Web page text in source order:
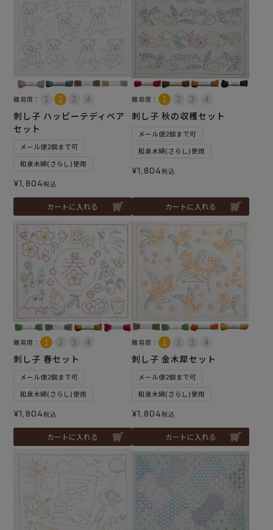
難易度：
刺し子 ハッピーテディベア
セット
メール便2個まで可
和泉木綿(さらし)使用
¥1,804税込
カートに入れる
難易度：
刺し子 秋の収穫セット
メール便2個まで可
和泉木綿(さらし)使用
¥1,804税込
カートに入れる
難易度：
刺し子 春セット
メール便2個まで可
和泉木綿(さらし)使用
¥1,804税込
カートに入れる
難易度：
刺し子 金木犀セット
メール便2個まで可
和泉木綿(さらし)使用
¥1,804税込
カートに入れる